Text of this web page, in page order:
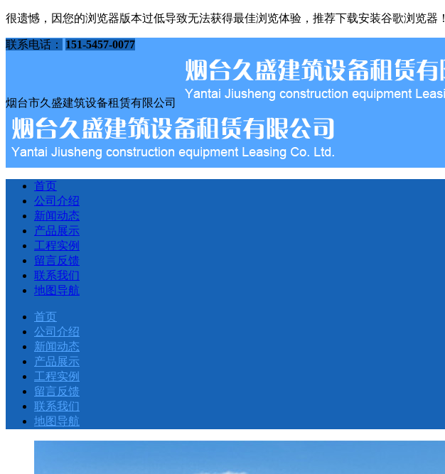
很遗憾，因您的浏览器版本过低导致无法获得最佳浏览体验，推荐下载安装谷歌浏览器！
联系电话： 151-5457-0077
烟台市久盛建筑设备租赁有限公司
首页
公司介绍
新闻动态
产品展示
工程实例
留言反馈
联系我们
地图导航
首页
公司介绍
新闻动态
产品展示
工程实例
留言反馈
联系我们
地图导航